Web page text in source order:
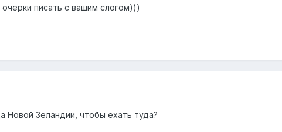
писать с вашим слогом)))
Новой Зеландии, чтобы ехать туда?